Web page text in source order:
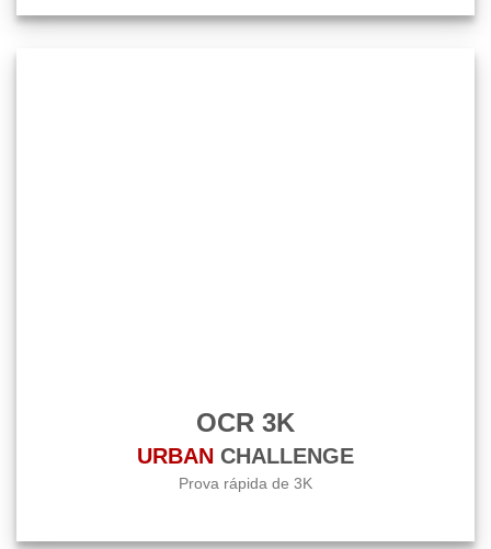
OCR 3K
URBAN CHALLENGE
Prova rápida de 3K